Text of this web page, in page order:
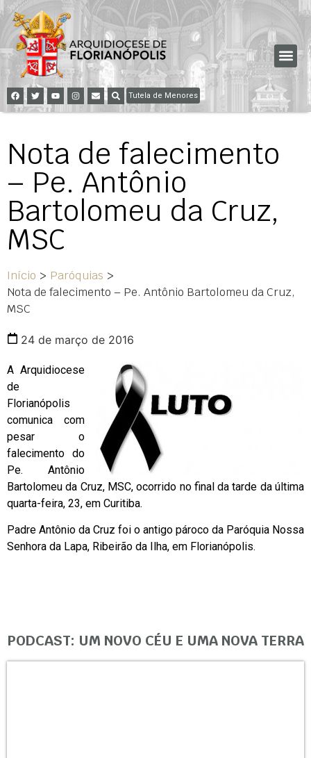
Tutela de Menores
Nota de falecimento
– Pe. Antônio
Bartolomeu da Cruz,
MSC
Início > Paróquias >
Nota de falecimento – Pe. Antônio Bartolomeu da Cruz,
MSC
24 de março de 2016
A Arquidiocese
de
Florianópolis
comunica com
pesar o
falecimento do
Pe. Antônio
Bartolomeu da Cruz, MSC, ocorrido no final da tarde da última
quarta-feira, 23, em Curitiba.
Padre Antônio da Cruz foi o antigo pároco da Paróquia Nossa
Senhora da Lapa, Ribeirão da Ilha, em Florianópolis.
PODCAST: UM NOVO CÉU E UMA NOVA TERRA